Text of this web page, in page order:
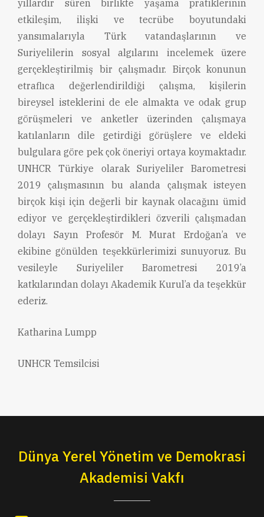
yıllardır süren birlikte yaşama pratiklerinin
etkileşim, ilişki ve tecrübe boyutundaki
yansımalarıyla Türk vatandaşlarının ve
Suriyelilerin sosyal algılarını incelemek üzere
gerçekleştirilmiş bir çalışmadır. Birçok konunun
etraflıca değerlendirildiği çalışma, kişilerin
bireysel isteklerini de ele almakta ve odak grup
görüşmeleri ve anketler üzerinden çalışmaya
katılanların dile getirdiği görüşlere ve eldeki
bulgulara göre pek çok öneriyi ortaya koymaktadır.
UNHCR Türkiye olarak Suriyeliler Barometresi
2019 çalışmasının bu alanda çalışmak isteyen
birçok kişi için değerli bir kaynak olacağını ümid
ediyor ve gerçekleştirdikleri özverili çalışmadan
dolayı Sayın Profesör M. Murat Erdoğan’a ve
ekibine gönülden teşekkürlerimizi sunuyoruz. Bu
vesileyle Suriyeliler Barometresi 2019’a
katkılarından dolayı Akademik Kurul’a da teşekkür
ederiz.
Katharina Lumpp
UNHCR Temsilcisi
Dünya Yerel Yönetim ve Demokrasi
Akademisi Vakfı